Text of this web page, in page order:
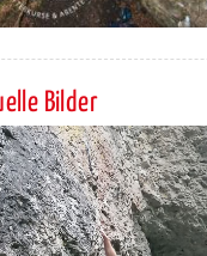
Bilder